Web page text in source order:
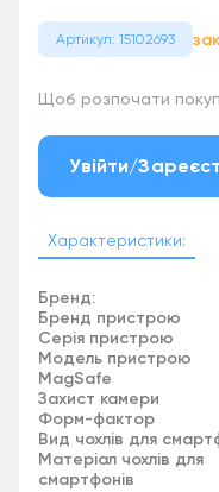
Артикул: 15102693
Щоб розпочати
Увійти/
Характеристики:
Бренд:
Бренд пристрою
Серія пристрою
Модель пристрою
MagSafe
Захист камери
Форм-фактор
Вид чохлів для
Матеріал чохлів для
смартфонів